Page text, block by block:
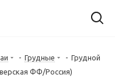
- Грудные - Грудной
ФФ/Россия)